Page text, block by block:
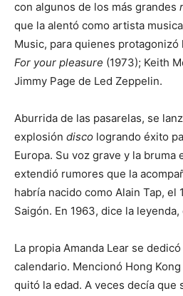
con algunos de los más grandes
que la alentó como artista
Music, para quienes protagonizó
For your pleasure (1973); Keith
Jimmy Page de Led Zeppelin.
Aburrida de las pasarelas, se
explosión disco logrando éxito
Europa. Su voz grave y la bruma
extendió rumores que la
habría nacido como Alain Tap, el
Saigón. En 1963, dice la
La propia Amanda Lear se
calendario. Mencionó Hong
quitó la edad. A veces decía que